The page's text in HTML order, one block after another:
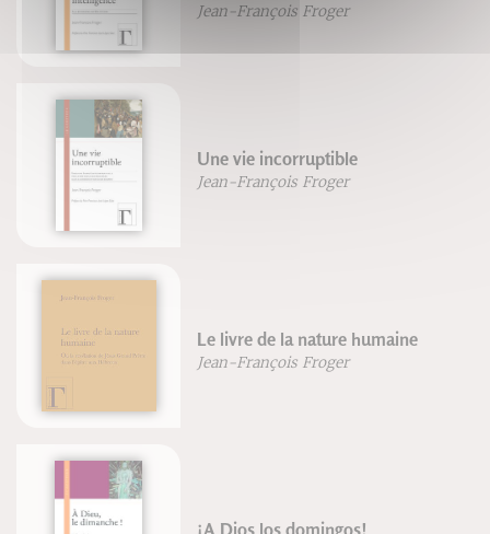
Jean-François Froger
Une vie incorruptible
Jean-François Froger
Le livre de la nature humaine
Jean-François Froger
¡A Dios los domingos!